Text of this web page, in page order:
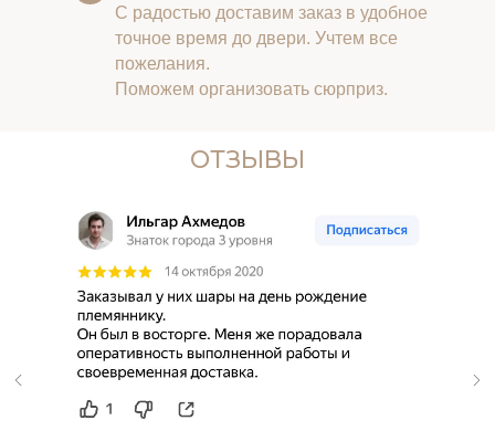
С радостью доставим заказ в удобное
точное время до двери. Учтем все
пожелания.
Поможем организовать сюрприз.
ОТЗЫВЫ